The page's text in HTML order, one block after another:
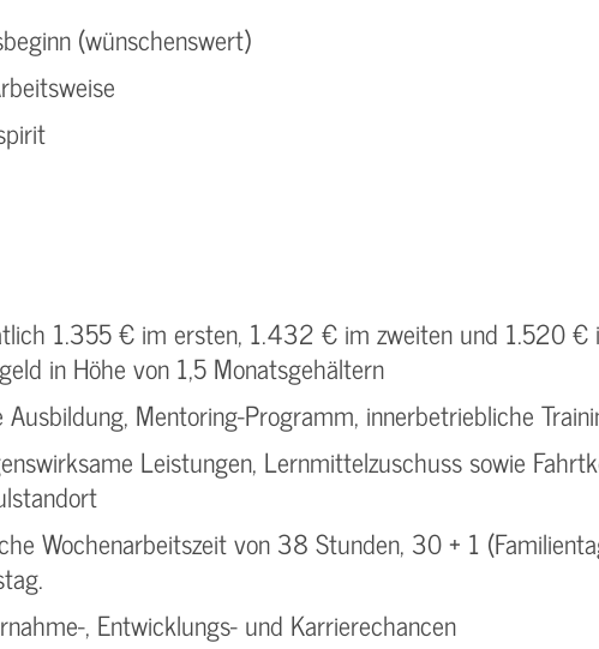
(wünschenswert)
1.355 € im ersten, 1.432 € im zweiten und 1.520
in Höhe von 1,5 Monatsgehältern
Mentoring-Programm, innerbetriebliche
Leistungen, Lernmittelzuschuss sowie
Wochenarbeitszeit von 38 Stunden, 30 + 1
, Entwicklungs- und Karrierechancen